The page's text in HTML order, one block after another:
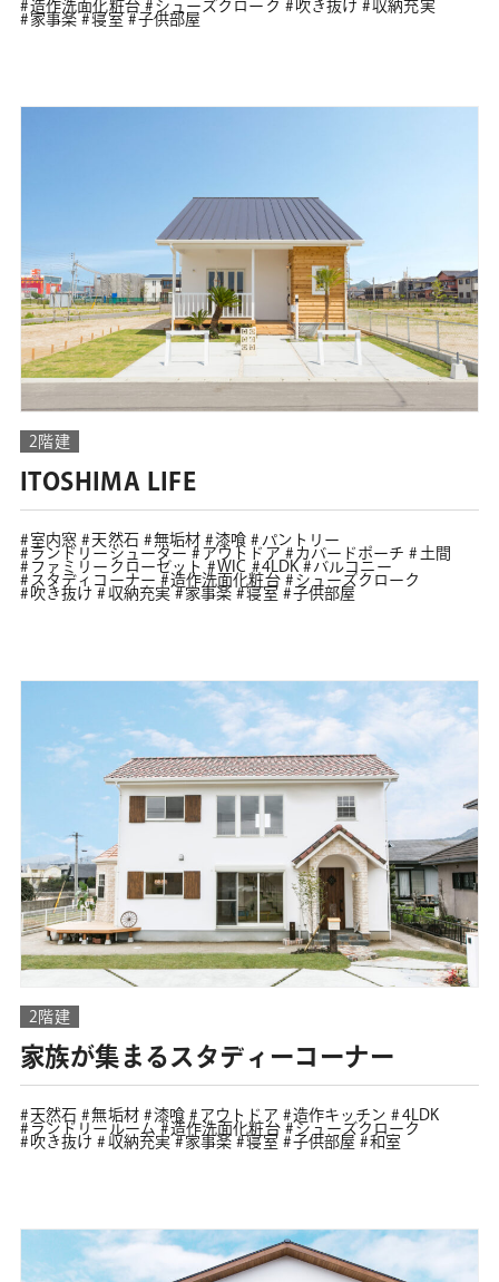
造作洗面化粧台 シューズクローク 吹き抜け
収納充実
家事楽
寝室 子供部屋
2階建
ITOSHIMA LIFE
室内窓 天然石 無垢材 漆喰
パントリー
ランドリーシューター
アウトドア カバードポーチ
土間
ファミリークローゼット
WIC 4LDK
バルコニー
スタディコーナー
造作洗面化粧台
シューズクローク
吹き抜け
収納充実 家事楽 寝室 子供部屋
2階建
家族が集まるスタディーコーナー
天然石 無垢材 漆喰 アウトドア 造作キッチン
4LDK
ランドリールーム
造作洗面化粧台
シューズクローク
吹き抜け
収納充実 家事楽 寝室 子供部屋 和室